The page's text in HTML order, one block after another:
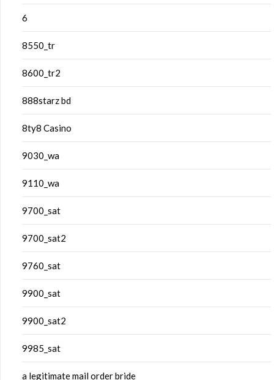
6
8550_tr
8600_tr2
888starz bd
8ty8 Casino
9030_wa
9110_wa
9700_sat
9700_sat2
9760_sat
9900_sat
9900_sat2
9985_sat
a legitimate mail order bride